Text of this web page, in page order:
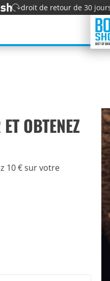
droit de retour de 30
OBTENEZ
10 € sur votre